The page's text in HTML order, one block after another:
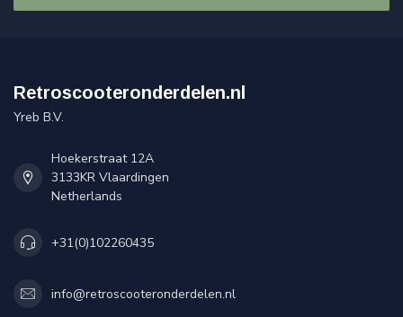
Retroscooteronderdelen.nl
Yreb B.V.
Hoekerstraat 12A
3133KR Vlaardingen
Netherlands
+31(0)102260435
info@retroscooteronderdelen.nl